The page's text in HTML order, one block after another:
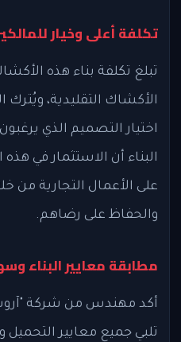
تكلفة أعلى وخيار
تبلغ تكلفة بناء هذه
الأكشاك التقليدية، ويُترك
اختيار التصميم الذي
البناء أن الاستثمار في
على الأعمال التجارية من
والحفاظ على رضاهم.
مطابقة معايير البناء
أكد مهندس من شركة
تلبي جميع معايير التحميل